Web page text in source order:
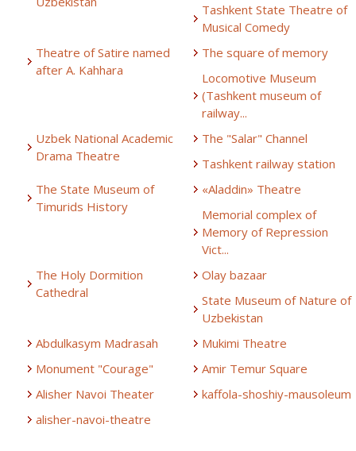
Tashkent State Theatre of
Musical Comedy
Theatre of Satire named
after A. Kahhara
The square of memory
Locomotive Museum
(Tashkent museum of
railway...
Uzbek National Academic
Drama Theatre
The "Salar" Channel
Tashkent railway station
The State Museum of
Timurids History
«Aladdin» Theatre
Memorial complex of
Memory of Repression
Vict...
The Holy Dormition
Cathedral
Olay bazaar
State Museum of Nature of
Uzbekistan
Abdulkasym Madrasah
Mukimi Theatre
Monument "Courage"
Amir Temur Square
Alisher Navoi Theater
kaffola-shoshiy-mausoleum
alisher-navoi-theatre